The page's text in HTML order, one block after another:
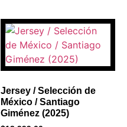
Jersey / Selección de
México / Santiago
Giménez (2025)